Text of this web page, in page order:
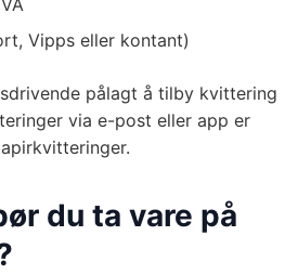
Vipps eller kontant)
pålagt å tilby kvittering
via e-post eller app er
du ta vare på